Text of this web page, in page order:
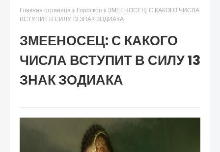
Главная страница Гороскоп
ЗМЕЕНОСЕЦ: С КАКОГО ЧИСЛА
ВСТУПИТ В СИЛУ 13 ЗНАК ЗОДИАКА
ЗМЕЕНОСЕЦ: С КАКОГО
ЧИСЛА ВСТУПИТ В СИЛУ 13
ЗНАК ЗОДИАКА